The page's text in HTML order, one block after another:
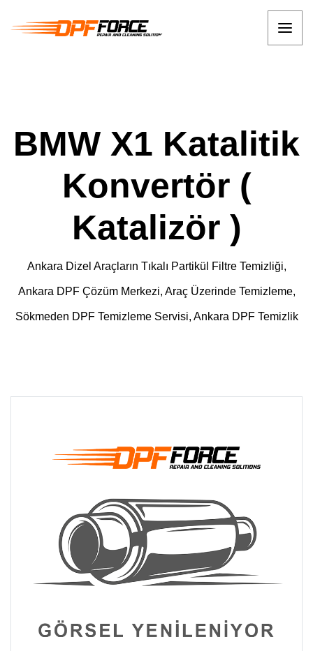
BMW X1 Katalitik
Konvertör (
Katalizör )
Ankara Dizel Araçların Tıkalı Partikül Filtre Temizliği,
Ankara DPF Çözüm Merkezi, Araç Üzerinde Temizleme,
Sökmeden DPF Temizleme Servisi, Ankara DPF Temizlik